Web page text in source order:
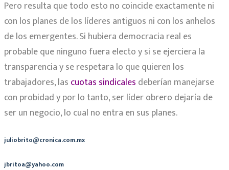
Pero resulta que todo esto no coincide exactamente ni
con los planes de los líderes antiguos ni con los anhelos
de los emergentes. Si hubiera democracia real es
probable que ninguno fuera electo y si se ejerciera la
transparencia y se respetara lo que quieren los
trabajadores, las cuotas sindicales deberían manejarse
con probidad y por lo tanto, ser líder obrero dejaría de
ser un negocio, lo cual no entra en sus planes.
juliobrito@cronica.com.mx
jbritoa@yahoo.com